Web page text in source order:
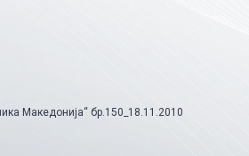
Македонија“ бр.150_18.11.2010